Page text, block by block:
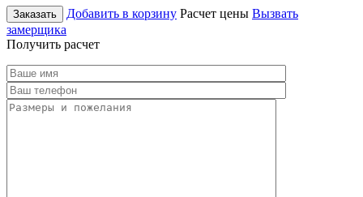
Заказать Добавить в корзину Расчет цены Вызвать
замерщика
Получить расчет